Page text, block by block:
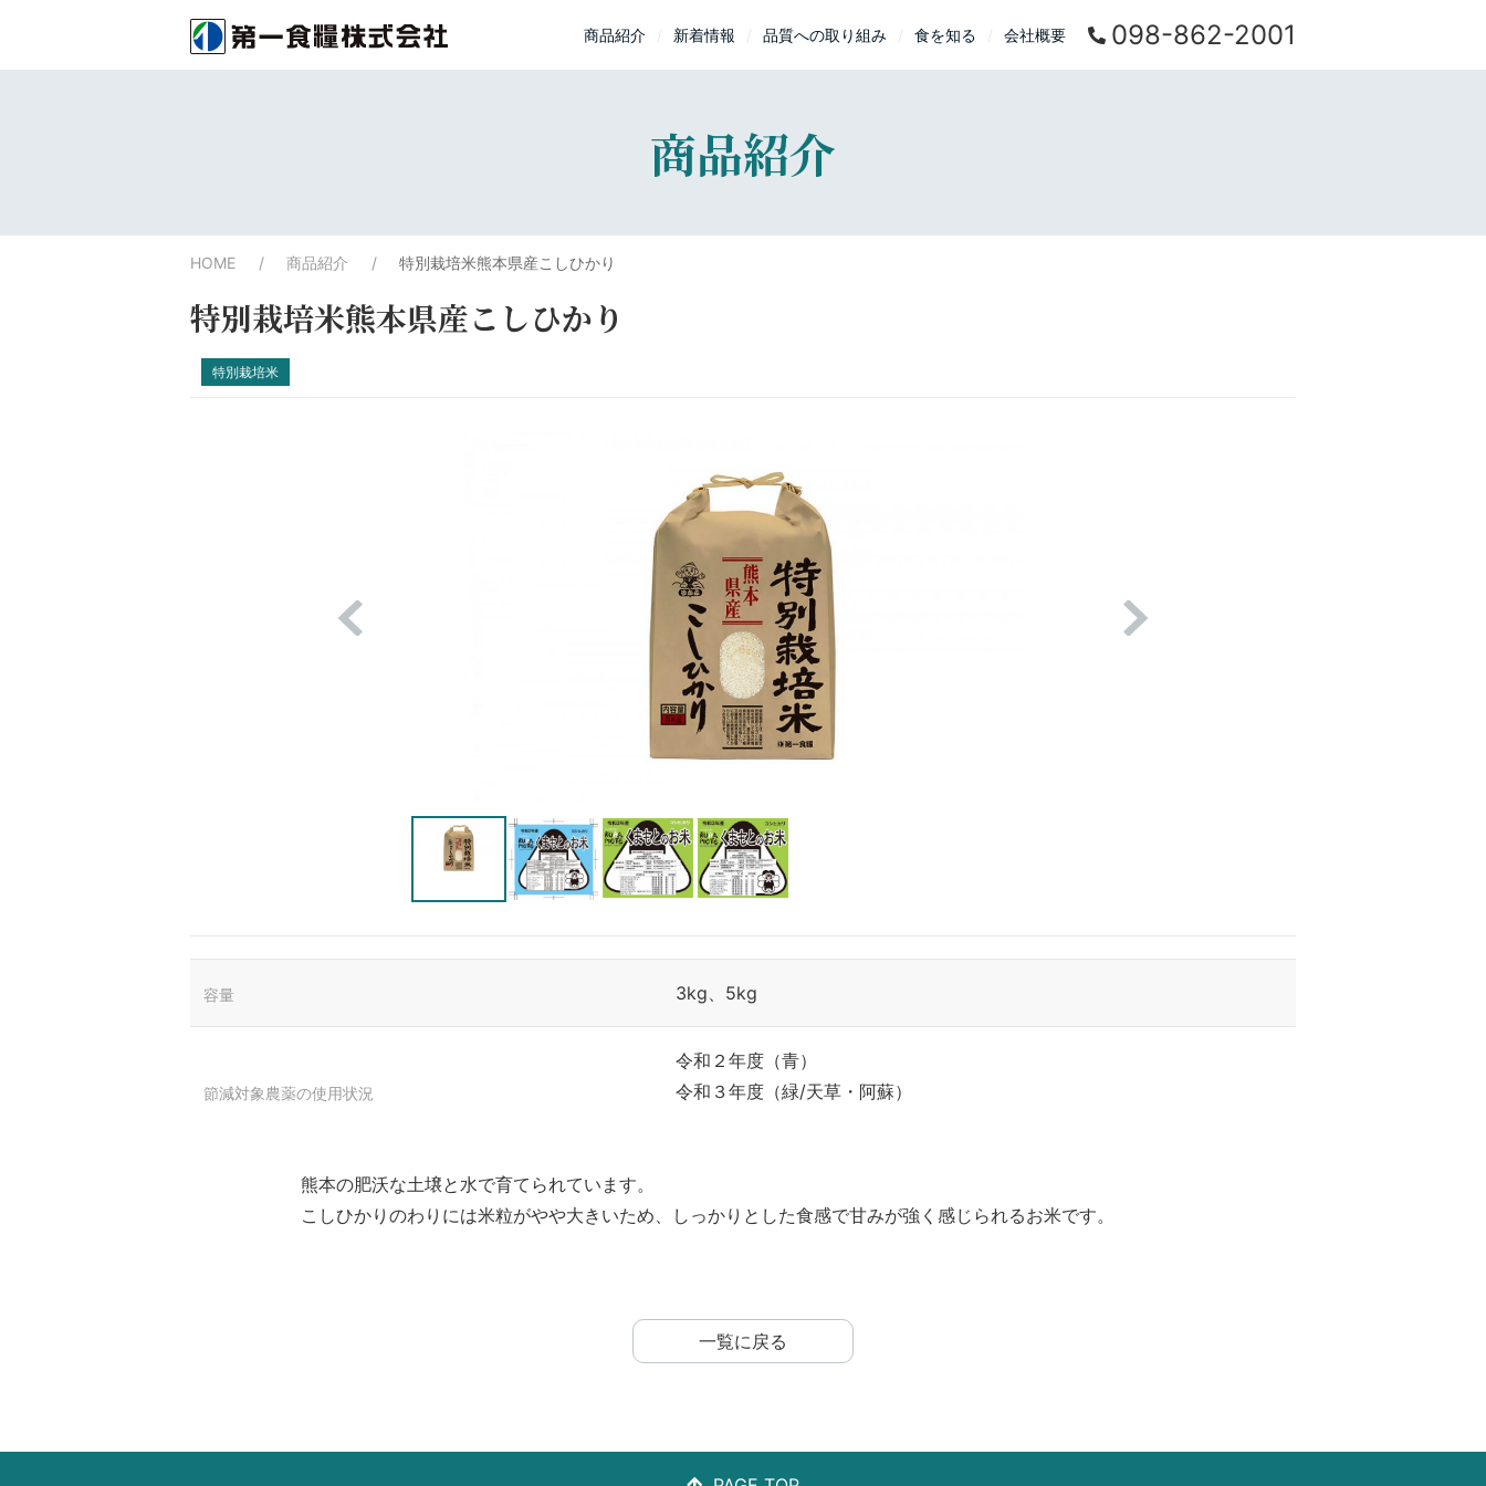
商品紹介 新着情報 品質への取り組み 食を知る 会社概要 098-862-2001
商品紹介
HOME 商品紹介 特別栽培米熊本県産こしひかり
特別栽培米熊本県産こしひかり
特別栽培米
容量 3kg、5kg
節減対象農薬の使用状況
令和２年度（青）
令和３年度（緑/天草・阿蘇）
熊本の肥沃な土壌と水で育てられています。
こしひかりのわりには米粒がやや大きいため、しっかりとした食感で甘みが強く感じられるお米です。
一覧に戻る